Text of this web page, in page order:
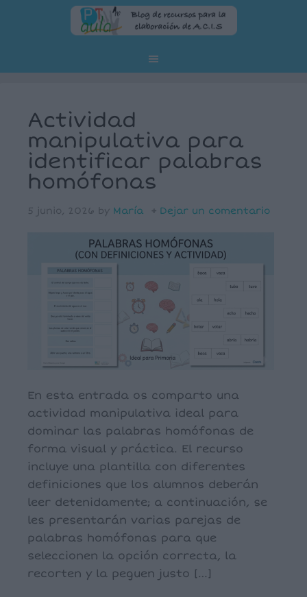
Actividad
manipulativa para
identificar palabras
homófonas
5 junio, 2026 by María Dejar un comentario
En esta entrada os comparto una
actividad manipulativa ideal para
dominar las palabras homófonas de
forma visual y práctica. El recurso
incluye una plantilla con diferentes
definiciones que los alumnos deberán
leer detenidamente; a continuación, se
les presentarán varias parejas de
palabras homófonas para que
seleccionen la opción correcta, la
recorten y la peguen justo […]